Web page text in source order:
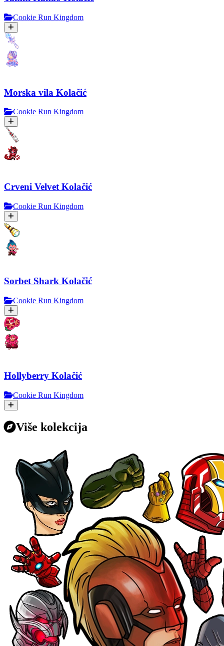
Cookie Run Kingdom
Morska vila Kolačić
Cookie Run Kingdom
Crveni Velvet Kolačić
Cookie Run Kingdom
Sorbet Shark Kolačić
Cookie Run Kingdom
Hollyberry Kolačić
Cookie Run Kingdom
Više kolekcija